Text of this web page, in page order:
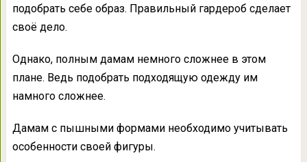
подобрать себе образ. Правильный гардероб сделает
своё дело.
Однако, полным дамам немного сложнее в этом
плане. Ведь подобрать подходящую одежду им
намного сложнее.
Дамам с пышными формами необходимо учитывать
особенности своей фигуры.